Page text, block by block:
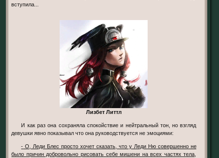
вступила...
Лизбет Литтл
И как раз она сохраняла спокойствие и нейтральный тон, но взгляд
девушки явно показывал что она руководствуется не эмоциями:
- О, Леди Блес просто хочет сказать, что у Леди Ню совершенно не
было причин добровольно рисовать себе мишени на всех частях тела,